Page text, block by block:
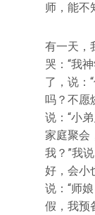
师，能不
有一天，
哭：“我
了，说：
吗？不愿
说：“小
家庭聚会
我？”我
好，会小
说：“师
假，我预